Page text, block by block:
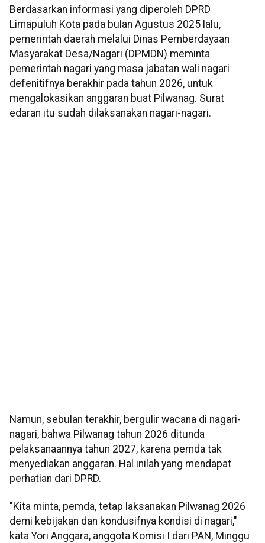
Berdasarkan informasi yang diperoleh DPRD
Limapuluh Kota pada bulan Agustus 2025 lalu,
pemerintah daerah melalui Dinas Pemberdayaan
Masyarakat Desa/Nagari (DPMDN) meminta
pemerintah nagari yang masa jabatan wali nagari
defenitifnya berakhir pada tahun 2026, untuk
mengalokasikan anggaran buat Pilwanag. Surat
edaran itu sudah dilaksanakan nagari-nagari.
Namun, sebulan terakhir, bergulir wacana di nagari-
nagari, bahwa Pilwanag tahun 2026 ditunda
pelaksanaannya tahun 2027, karena pemda tak
menyediakan anggaran. Hal inilah yang mendapat
perhatian dari DPRD.
"Kita minta, pemda, tetap laksanakan Pilwanag 2026
demi kebijakan dan kondusifnya kondisi di nagari,"
kata Yori Anggara, anggota Komisi I dari PAN, Minggu